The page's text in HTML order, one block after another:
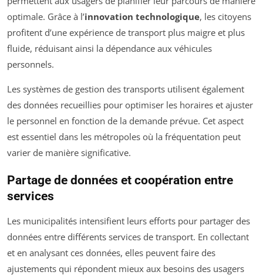
optimale. Grâce à l’innovation technologique, les citoyens
profitent d’une expérience de transport plus maigre et plus
fluide, réduisant ainsi la dépendance aux véhicules
personnels.
Les systèmes de gestion des transports utilisent également
des données recueillies pour optimiser les horaires et ajuster
le personnel en fonction de la demande prévue. Cet aspect
est essentiel dans les métropoles où la fréquentation peut
varier de manière significative.
Partage de données et coopération entre
services
Les municipalités intensifient leurs efforts pour partager des
données entre différents services de transport. En collectant
et en analysant ces données, elles peuvent faire des
ajustements qui répondent mieux aux besoins des usagers